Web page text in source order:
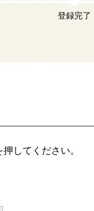
登録完了
してください。